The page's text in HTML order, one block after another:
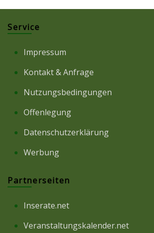
Service
Impressum
Kontakt & Anfrage
Nutzungsbedingungen
Offenlegung
Datenschutzerklärung
Werbung
Partnerseiten
Inserate.net
Veranstaltungskalender.net